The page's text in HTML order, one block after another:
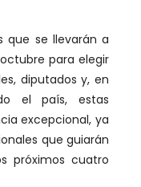
que se llevarán a
para elegir
diputados y, en
el país, estas
excepcional, ya
que guiarán
próximos cuatro